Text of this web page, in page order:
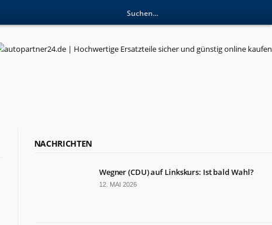
NACHRICHTEN
Wegner (CDU) auf Linkskurs: Ist bald Wahl?
12. MAI 2026